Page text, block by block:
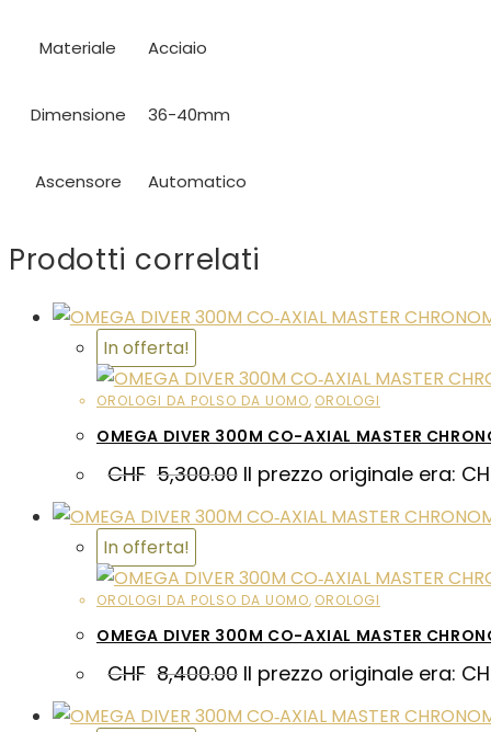
Materiale Acciaio
Dimensione 36-40mm
Ascensore Automatico
Prodotti correlati
In offerta!
OROLOGI DA POLSO DA UOMO, OROLOGI
OMEGA DIVER 300M CO-AXIAL MASTER
CHF 5,300.00 Il prezzo originale era:
In offerta!
OROLOGI DA POLSO DA UOMO, OROLOGI
OMEGA DIVER 300M CO-AXIAL MASTER
CHF 8,400.00 Il prezzo originale era: